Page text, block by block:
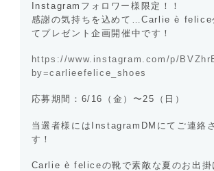
About Us
Instagramフォロワー様限定！！
感謝の気持ちを込めて…Carlie è felice
てプレゼント企画開催中です！
https://www.instagram.com/p/
by=carlieefelice_shoes
応募期間：6/16（金）〜25（日）
当選者様にはInstagramDMにてご連絡
す！
Carlie è feliceの靴で素敵な夏のお出掛